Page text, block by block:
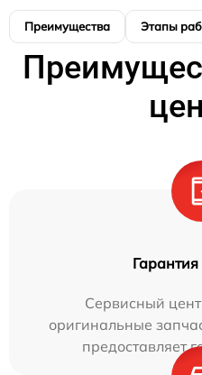
Преимущества Этапы
Сервисный
оригинальные
предоставляет